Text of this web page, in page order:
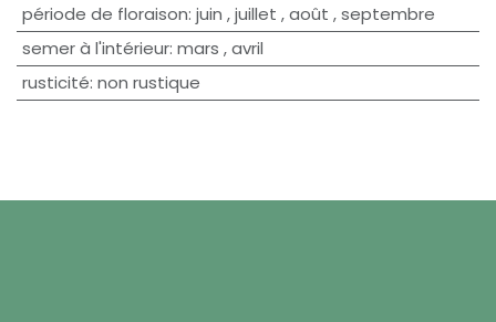
période de floraison: juin ,juillet ,août ,septembre
semer à l'intérieur: mars ,avril
rusticité: non rustique